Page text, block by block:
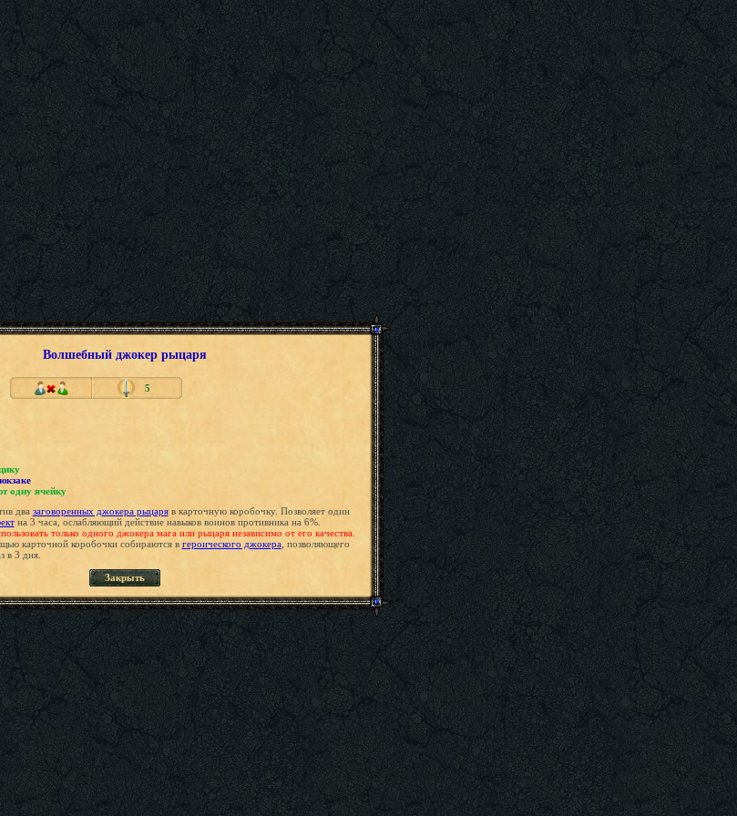
Волшебный джокер рыцаря
5
одну ячейку
два заговоренных джокера рыцаряв карточную коробочку. Позволяет один
на 3 часа, ослабляющий действие навыков воинов противника на 6%.
только одного джокера мага или рыцаря независимо от его качества.
карточной коробочки собираются в героического джокера, позволяющего
в 3 дня.
Закрыть